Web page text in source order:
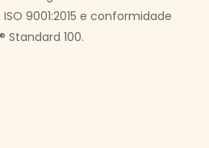
9001:2015 e conformidade
Standard 100.